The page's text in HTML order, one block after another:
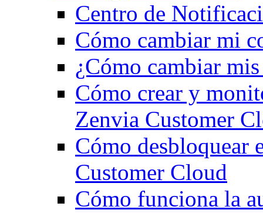
Centro de
Cómo cambiar mi
¿Cómo cambiar
Cómo crear y
Zenvia Customer
Cómo desbloquear
Customer Cloud
Cómo funciona la